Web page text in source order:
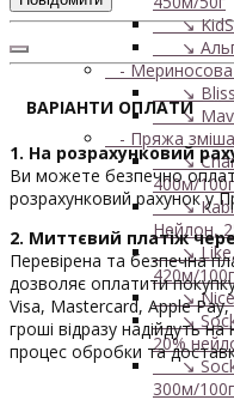
↘
↘
-
↘ Bliss
↘
- Пряжа
↘
400м/
↘ Kable
Нейлон,
↘ Like,
420м/
↘ Nice,
↘ Sock
20%
↘ Sock,
300м/100г
ВАРІАНТИ ОПЛАТИ
1. На розрахунковий
Ви можете безпечно
розрахунковий рахунок у
2. Миттєвий платіж
Перевірена та безпечна
дозволяє оплатити
Visa, Mastercard, Apple
гроші відразу надійдуть
процес обробки та